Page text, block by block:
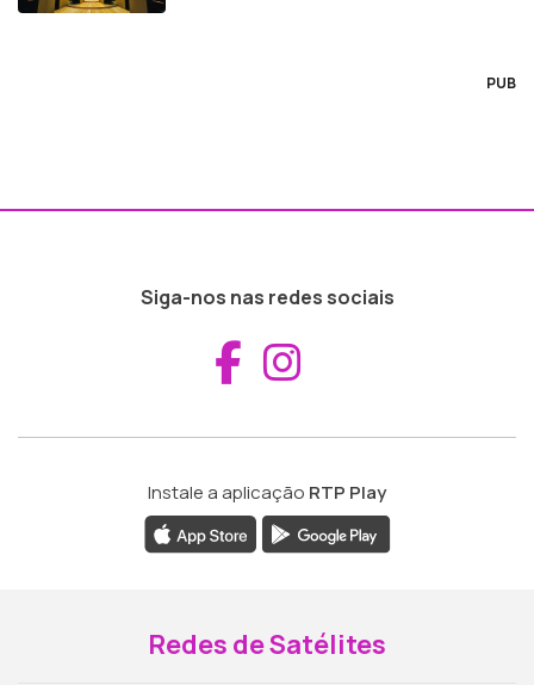
PUB
Siga-nos nas redes sociais
Aceder ao
Instale a aplicação RTP Play
Redes de Satélites